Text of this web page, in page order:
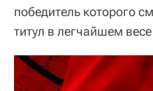
победитель которого
титул в легчайшем